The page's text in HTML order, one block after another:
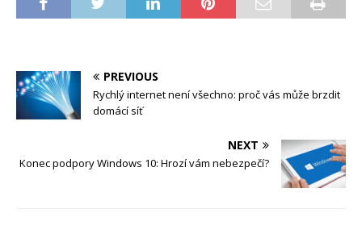
PREVIOUS
Rychlý internet není všechno: proč vás může brzdit
domácí síť
NEXT
Konec podpory Windows 10: Hrozí vám nebezpečí?